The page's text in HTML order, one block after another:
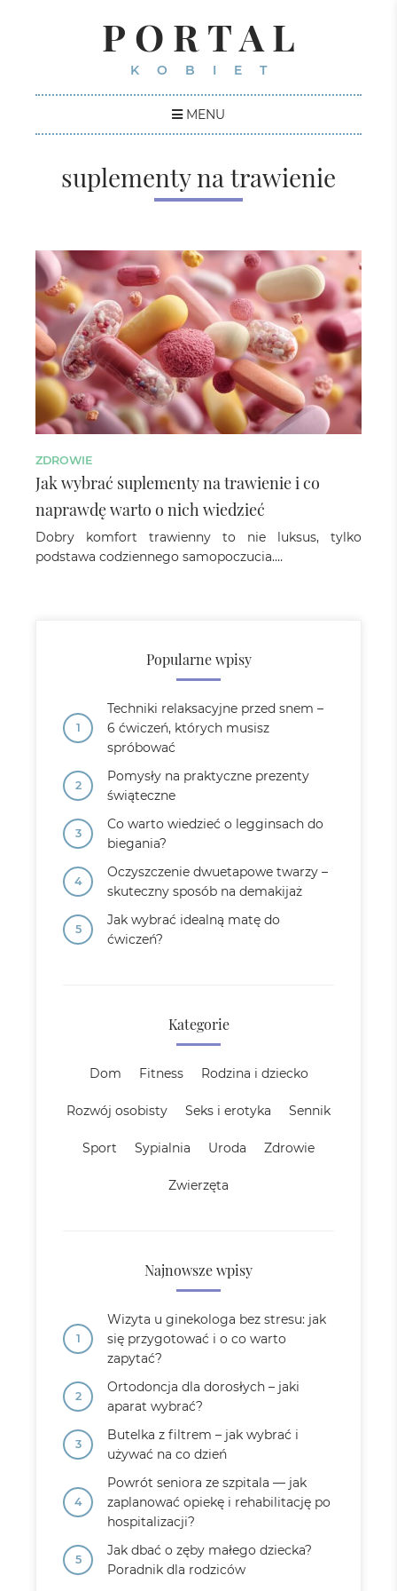
PORTAL
KOBIET
MENU
suplementy na trawienie
ZDROWIE
Jak wybrać suplementy na trawienie i co
naprawdę warto o nich wiedzieć
Dobry komfort trawienny to nie luksus, tylko
podstawa codziennego samopoczucia.…
Popularne wpisy
Techniki relaksacyjne przed snem –
6 ćwiczeń, których musisz
spróbować
Pomysły na praktyczne prezenty
świąteczne
Co warto wiedzieć o legginsach do
biegania?
Oczyszczenie dwuetapowe twarzy –
skuteczny sposób na demakijaż
Jak wybrać idealną matę do
ćwiczeń?
Kategorie
Dom Fitness Rodzina i dziecko
Rozwój osobisty Seks i erotyka Sennik
Sport Sypialnia Uroda Zdrowie
Zwierzęta
Najnowsze wpisy
Wizyta u ginekologa bez stresu: jak
się przygotować i o co warto
zapytać?
Ortodoncja dla dorosłych – jaki
aparat wybrać?
Butelka z filtrem – jak wybrać i
używać na co dzień
Powrót seniora ze szpitala — jak
zaplanować opiekę i rehabilitację po
hospitalizacji?
Jak dbać o zęby małego dziecka?
Poradnik dla rodziców